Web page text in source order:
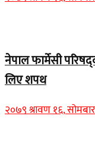
नेपाल फार्मेसी
लिए शपथ
२०७९ श्रावण १६,